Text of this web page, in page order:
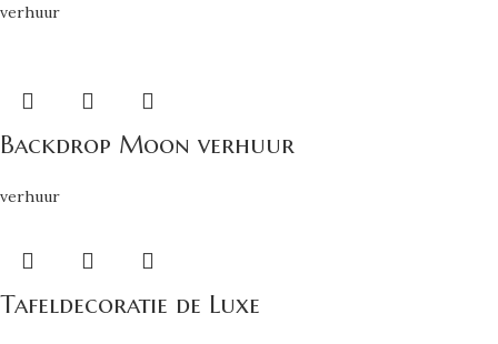
verhuur
Backdrop Moon verhuur
verhuur
Tafeldecoratie de Luxe